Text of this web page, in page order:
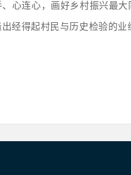
心连心，画好乡村振兴最
经得起村民与历史检验的